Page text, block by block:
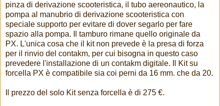
pinza di derivazione scooteristica, il tubo aereonautico, la
pompa al manubrio di derivazione scooteristica con
speciale supporto per evitare di dover segarlo per fare
spazio alla pompa. Il tamburo rimane quello originale da
PX. L'unica cosa che il kit non prevede è la presa di forza
per il rinvio del contakm, per cui bisogna in questo caso
prevedere l'installazione di un contakm digitale. Il Kit su
forcella PX è compatibile sia coi perni da 16 mm. che da 20.
Il prezzo del solo Kit senza forcella è di 275 €.